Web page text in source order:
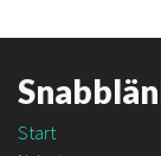
Start